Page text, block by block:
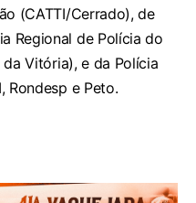
(CATTI/Cerrado), de
Regional de Polícia do
Vitória), e da Polícia
Rondesp e Peto.